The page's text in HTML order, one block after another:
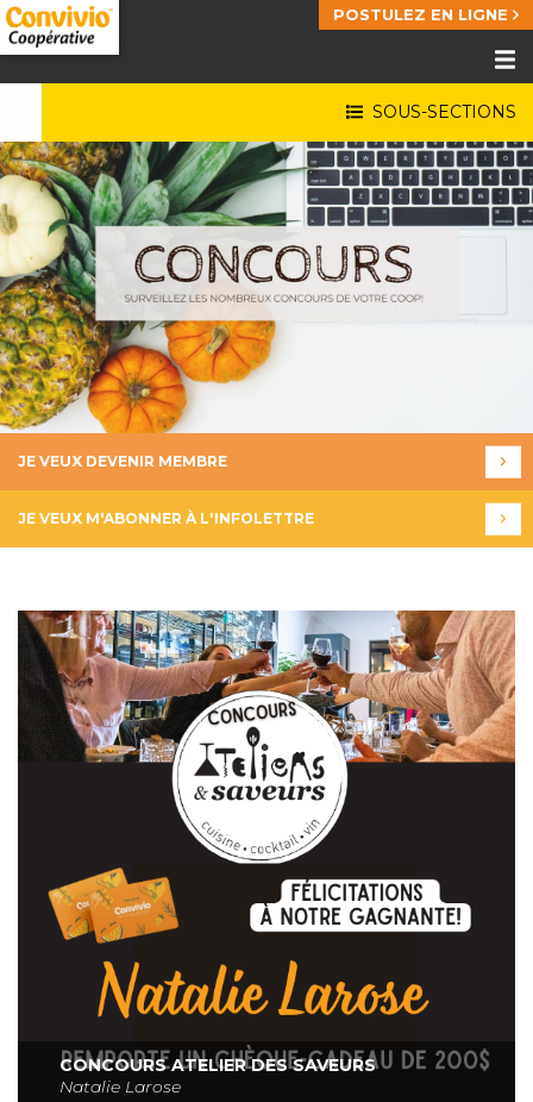
SOUS-SECTIONS
POSTULEZ EN LIGNE
JE VEUX DEVENIR MEMBRE
JE VEUX M'ABONNER À L'INFOLETTRE
CONCOURS ATELIER DES SAVEURS
Natalie Larose